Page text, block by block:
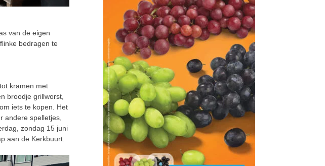
van de eigen
bedragen te
kramen met
broodje grillworst,
iets te kopen. Het
andere spelletjes,
zondag 15 juni
aan de Kerkbuurt.